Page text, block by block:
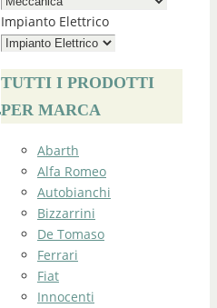
Impianto Elettrico
TUTTI I PRODOTTI
PER MARCA
Abarth
Alfa Romeo
Autobianchi
Bizzarrini
De Tomaso
Ferrari
Fiat
Innocenti